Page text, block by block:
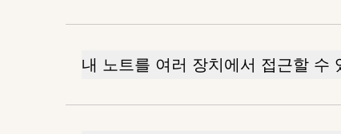
내 노트를 여러 장치에서 접근할 수